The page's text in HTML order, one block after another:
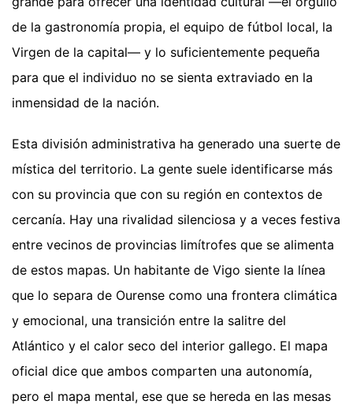
de la gastronomía propia, el equipo de fútbol local, la
Virgen de la capital— y lo suficientemente pequeña
para que el individuo no se sienta extraviado en la
inmensidad de la nación.
Esta división administrativa ha generado una suerte de
mística del territorio. La gente suele identificarse más
con su provincia que con su región en contextos de
cercanía. Hay una rivalidad silenciosa y a veces festiva
entre vecinos de provincias limítrofes que se alimenta
de estos mapas. Un habitante de Vigo siente la línea
que lo separa de Ourense como una frontera climática
y emocional, una transición entre la salitre del
Atlántico y el calor seco del interior gallego. El mapa
oficial dice que ambos comparten una autonomía,
pero el mapa mental, ese que se hereda en las mesas